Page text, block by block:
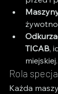
TICAB,
miejskiej.
Rola
Każda